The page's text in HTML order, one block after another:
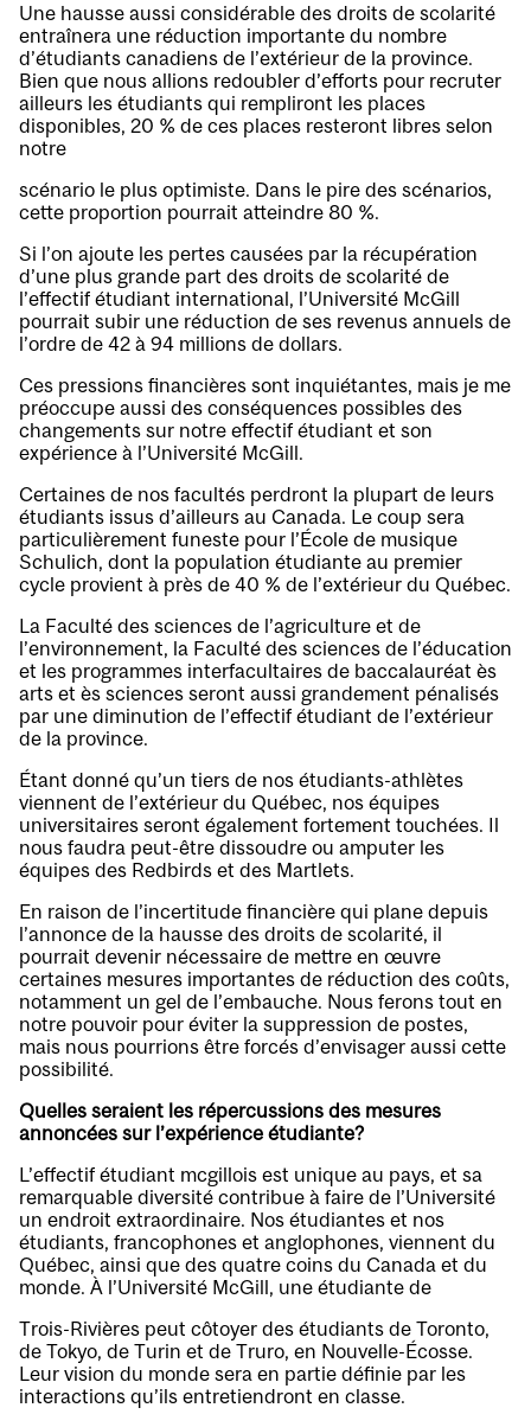
Une hausse aussi considérable des droits de scolarité
entraînera une réduction importante du nombre
d’étudiants canadiens de l’extérieur de la province.
Bien que nous allions redoubler d’efforts pour recruter
ailleurs les étudiants qui rempliront les places
disponibles, 20 % de ces places resteront libres selon
notre
scénario le plus optimiste. Dans le pire des scénarios,
cette proportion pourrait atteindre 80 %.
Si l’on ajoute les pertes causées par la récupération
d’une plus grande part des droits de scolarité de
l’effectif étudiant international, l’Université McGill
pourrait subir une réduction de ses revenus annuels de
l’ordre de 42 à 94 millions de dollars.
Ces pressions financières sont inquiétantes, mais je me
préoccupe aussi des conséquences possibles des
changements sur notre effectif étudiant et son
expérience à l’Université McGill.
Certaines de nos facultés perdront la plupart de leurs
étudiants issus d’ailleurs au Canada. Le coup sera
particulièrement funeste pour l’École de musique
Schulich, dont la population étudiante au premier
cycle provient à près de 40 % de l’extérieur du Québec.
La Faculté des sciences de l’agriculture et de
l’environnement, la Faculté des sciences de l’éducation
et les programmes interfacultaires de baccalauréat ès
arts et ès sciences seront aussi grandement pénalisés
par une diminution de l’effectif étudiant de l’extérieur
de la province.
Étant donné qu’un tiers de nos étudiants-athlètes
viennent de l’extérieur du Québec, nos équipes
universitaires seront également fortement touchées. Il
nous faudra peut-être dissoudre ou amputer les
équipes des Redbirds et des Martlets.
En raison de l’incertitude financière qui plane depuis
l’annonce de la hausse des droits de scolarité, il
pourrait devenir nécessaire de mettre en œuvre
certaines mesures importantes de réduction des coûts,
notamment un gel de l’embauche. Nous ferons tout en
notre pouvoir pour éviter la suppression de postes,
mais nous pourrions être forcés d’envisager aussi cette
possibilité.
Quelles seraient les répercussions des mesures
annoncées sur l’expérience étudiante?
L’effectif étudiant mcgillois est unique au pays, et sa
remarquable diversité contribue à faire de l’Université
un endroit extraordinaire. Nos étudiantes et nos
étudiants, francophones et anglophones, viennent du
Québec, ainsi que des quatre coins du Canada et du
monde. À l’Université McGill, une étudiante de
Trois-Rivières peut côtoyer des étudiants de Toronto,
de Tokyo, de Turin et de Truro, en Nouvelle-Écosse.
Leur vision du monde sera en partie définie par les
interactions qu’ils entretiendront en classe.